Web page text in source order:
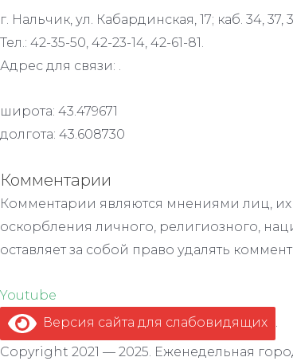
г. Нальчик, ул. Кабардинская, 17; каб. 34, 37,
Тел.: 42-35-50, 42-23-14, 42-61-81.
Адрес для связи: .
широта: 43.479671
долгота: 43.608730
Комментарии
Комментарии являются мнениями лиц,
оскорбления личного, религиозного,
оставляет за собой право удалять
Youtube
Версия сайта для слабовидящих .
Copyright 2021 — 2025. Еженедельная